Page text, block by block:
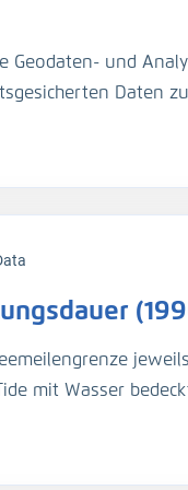
in
2024 hat die BAW
der dortigen
und
Daten
und -
mit Wasser
sich im